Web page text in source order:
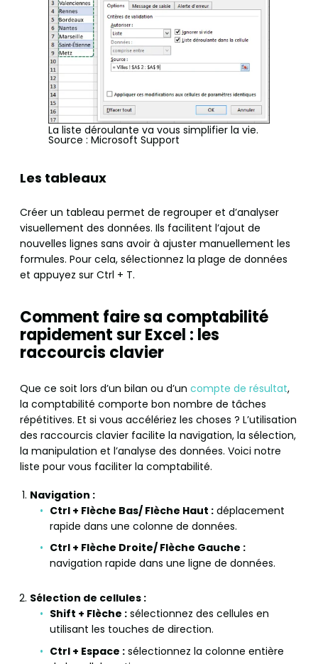
La liste déroulante va vous simplifier la vie.
Source : Microsoft Support
Les tableaux
Créer un tableau permet de regrouper et d’analyser
visuellement des données. Ils facilitent l’ajout de
nouvelles lignes sans avoir à ajuster manuellement les
formules. Pour cela, sélectionnez la plage de données
et appuyez sur Ctrl + T.
Comment faire sa comptabilité
rapidement sur Excel : les
raccourcis clavier
Que ce soit lors d’un bilan ou d’un compte de résultat,
la comptabilité comporte bon nombre de tâches
répétitives. Et si vous accélériez les choses ? L’utilisation
des raccourcis clavier facilite la navigation, la sélection,
la manipulation et l’analyse des données. Voici notre
liste pour vous faciliter la comptabilité.
Navigation :
Ctrl + Flèche Bas/ Flèche Haut : déplacement
rapide dans une colonne de données.
Ctrl + Flèche Droite/ Flèche Gauche :
navigation rapide dans une ligne de données.
Sélection de cellules :
Shift + Flèche : sélectionnez des cellules en
utilisant les touches de direction.
Ctrl + Espace : sélectionnez la colonne entière